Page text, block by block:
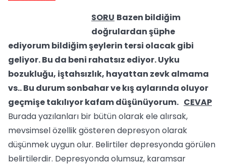
SORU Bazen bildiğim
doğrulardan şüphe
ediyorum bildiğim şeylerin tersi olacak gibi
geliyor. Bu da beni rahatsız ediyor. Uyku
bozukluğu, iştahsızlık, hayattan zevk almama
vs.. Bu durum sonbahar ve kış aylarında oluyor
geçmişe takılıyor kafam düşünüyorum. CEVAP
Burada yazılanları bir bütün olarak ele alırsak,
mevsimsel özellik gösteren depresyon olarak
düşünmek uygun olur. Belirtiler depresyonda görülen
belirtilerdir. Depresyonda olumsuz, karamsar